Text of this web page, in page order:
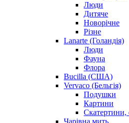
Люди
Дитяче
Новорічне
Різне
Lanarte (Голандія)
Люди
Фауна
Флора
Bucilla (США)
Vervaco (Бельгія)
Подушки
Картини
Скатертини,
Чарiвна мить